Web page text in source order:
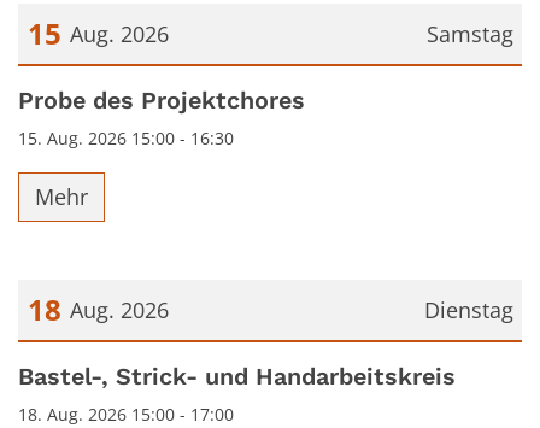
Samstag
15 Aug. 2026
Datum: 15. August 2026
Probe des Projektchores
15. Aug. 2026 15:00 - 16:30
Mehr
Dienstag
18 Aug. 2026
Datum: 18. August 2026
Bastel-, Strick- und Handarbeitskreis
18. Aug. 2026 15:00 - 17:00